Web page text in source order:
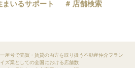
まいるサポート
店舗検索
屋号で売買・賃貸の両方を取り扱う不動産仲介フラン
ズ業としての全国における店舗数